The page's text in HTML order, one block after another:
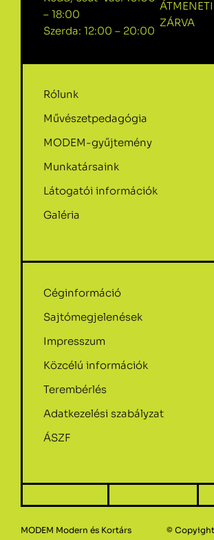
– 18:00
Szerda: 12:00 – 20:00
ZÁRVA
Rólunk
Művészetpedagógia
MODEM-gyűjtemény
Munkatársaink
Látogatói információk
Galéria
Céginformáció
Sajtómegjelenések
Impresszum
Közcélú információk
Terembérlés
Adatkezelési szabályzat
ÁSZF
MODEM Modern és Kortárs ©